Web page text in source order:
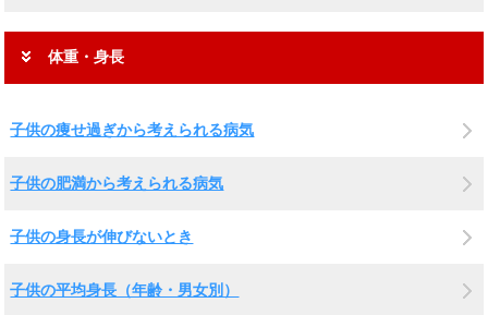
体重・身長
子供の痩せ過ぎから考えられる病気
子供の肥満から考えられる病気
子供の身長が伸びないとき
子供の平均身長（年齢・男女別）